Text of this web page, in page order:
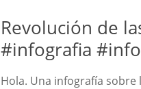
Revolución de
#infografia
Hola. Una infografía